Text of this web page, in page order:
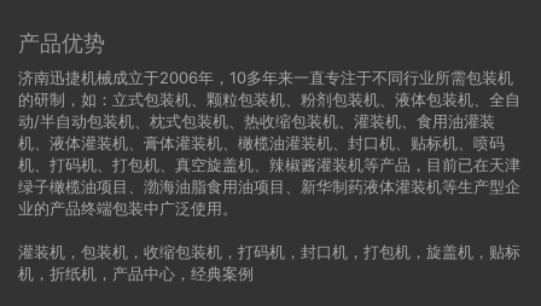
产品优势
济南迅捷机械成立于2006年，10多年来一直专注于不同行业所需包装机
的研制，如：立式包装机、颗粒包装机、粉剂包装机、液体包装机、全自
动/半自动包装机、枕式包装机、热收缩包装机、灌装机、食用油灌装
机、液体灌装机、膏体灌装机、橄榄油灌装机、封口机、贴标机、喷码
机、打码机、打包机、真空旋盖机、辣椒酱灌装机等产品，目前已在天津
绿子橄榄油项目、渤海油脂食用油项目、新华制药液体灌装机等生产型企
业的产品终端包装中广泛使用。
灌装机 ， 包装机 ， 收缩包装机 ， 打码机 ， 封口机 ， 打包机 ， 旋盖机 ， 贴标
机 ， 折纸机 ， 产品中心 ， 经典案例